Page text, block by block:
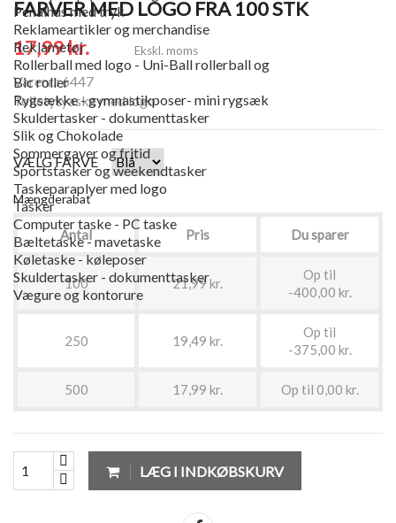
Penalhus med tryk
Reklameartikler og merchandise
Reklametøj
Rollerball med logo - Uni-Ball rollerball og
Bic roller
Rygsække - gymnastikposer- mini rygsæk
Skuldertasker - dokumenttasker
Slik og Chokolade
Sommergaver og fritid
Sportstasker og weekendtasker
Taskeparaplyer med logo
Tasker
Computer taske - PC taske
Bæltetaske - mavetaske
Køletaske - køleposer
Skuldertasker - dokumenttasker
Vægure og kontorure
FARVER MED LOGO FRA 100 STK
17,99 kr.
Ekskl. moms
Varenr.: 6447
Toiletytyaske med logo
VÆLG FARVE
Mængderabat
Antal Pris Du sparer
100 21,99 kr.
Op til
-400,00 kr.
250 19,49 kr.
Op til
-375,00 kr.
500 17,99 kr. Op til 0,00 kr.
LÆG I INDKØBSKURV